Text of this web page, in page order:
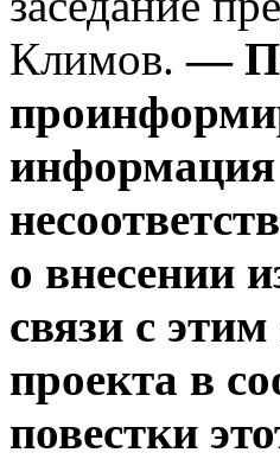
Климов. —
информация
о внесении
связи с
проекта в
повестки